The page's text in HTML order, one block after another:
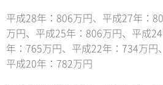
平成28年：806万円、平成27年：
万円、平成25年：806万円、平成
年：765万円、平成22年：734万円
平成20年：782万円